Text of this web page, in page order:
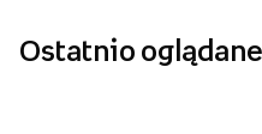
Ostatnio oglądane